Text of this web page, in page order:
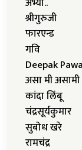
श्रीगुरुजी
फारएन्ड
गवि
Deepak
असा मी असामी
कांदा लिंबू
चंद्रसूर्यकुमार
सुबोध खरे
रामचंद्र